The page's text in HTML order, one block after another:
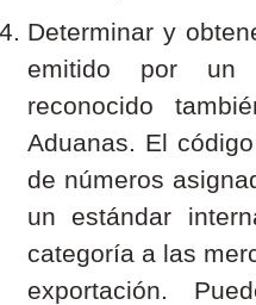
Determinar y
emitido por un
reconocido
Aduanas. El
de números
un estándar
categoría a las
exportación.